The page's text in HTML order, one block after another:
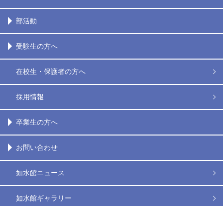
部活動
受験生の方へ
在校生・保護者の方へ
採用情報
卒業生の方へ
お問い合わせ
如水館ニュース
如水館ギャラリー